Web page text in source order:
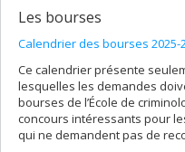
Les bourses
Calendrier des bourses 2025-
Ce calendrier présente
lesquelles les demandes
bourses de l’École de
concours intéressants pour
qui ne demandent pas de